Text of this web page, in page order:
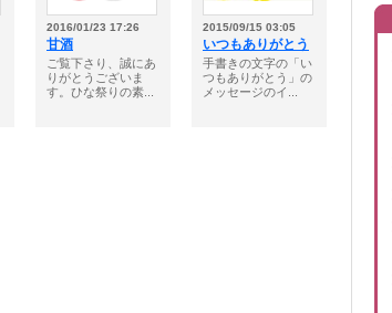
2016/01/23 17:26
甘酒
ご覧下さり、誠にあ
りがとうございま
す。ひな祭りの素...
2015/09/15 03:05
いつもありがとう
手書きの文字の「い
つもありがとう」の
メッセージのイ...